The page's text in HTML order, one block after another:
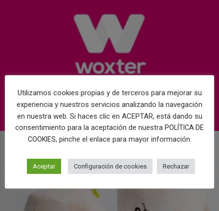
Utilizamos cookies propias y de terceros para mejorar su
experiencia y nuestros servicios analizando la navegación
en nuestra web. Si haces clic en ACEPTAR, está dando su
consentimiento para la aceptación de nuestra POLÍTICA DE
COOKIES, pinche el enlace para mayor información.
Aceptar Configuración de cookies Rechazar